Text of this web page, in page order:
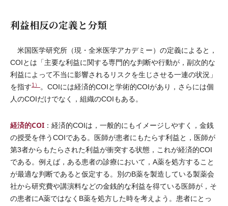
利益相反の定義と分類
米国医学研究所（現・全米医学アカデミー）の定義によると，
COIとは「主要な利益に関する専門的な判断や行動が，副次的な
利益によって不当に影響されるリスクを生じさせる一連の状況」
を指す1）
。COIには経済的COIと学術的COIがあり，さらには個
人のCOIだけでなく，組織のCOIもある。
経済的COI ：経済的COIは，一般的にもイメージしやすく，金銭
の授受を伴うCOIである。医師が患者にもたらす利益と，医師が
第3者からもたらされた利益が衝突する状態，これが経済的COI
である。例えば，ある患者の診療において，A薬を処方すること
が最適な判断であると仮定する。別のB薬を製造している製薬会
社から研究費や講演料などの金銭的な利益を得ている医師が，そ
の患者にA薬ではなくB薬を処方した時を考えよう。患者にとっ